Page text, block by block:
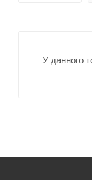
У данного